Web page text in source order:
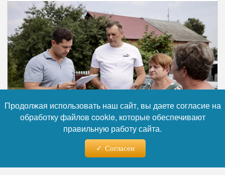
Фото: Липецкий областной Совет депутатов
Продолжая использовать наш сайт, вы даете согласие на
обработку файлов cookie, которые обеспечивают
правильную работу сайта.
Согласен